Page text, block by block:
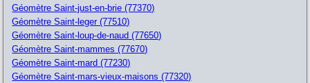
Géomètre Saint-just-en-brie (77370)
Géomètre Saint-leger (77510)
Géomètre Saint-loup-de-naud (77650)
Géomètre Saint-mammes (77670)
Géomètre Saint-mard (77230)
Géomètre Saint-mars-vieux-maisons (77320)